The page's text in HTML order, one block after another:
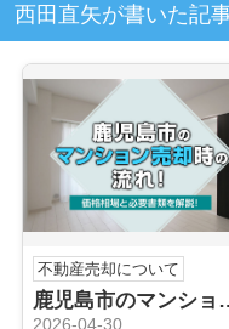
西田直矢が書いた記
不動産売却について
鹿児島市のマンション
2026-04-30